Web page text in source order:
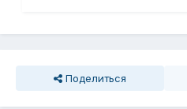
Поделиться